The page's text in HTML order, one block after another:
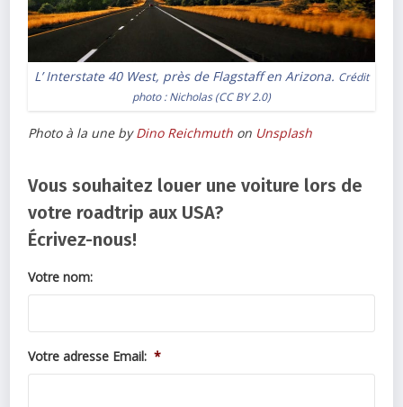
L’ Interstate 40 West, près de Flagstaff en Arizona. Crédit
photo :Nicholas(CC BY 2.0)
Photo à la une byDino Reichmuth on Unsplash
Vous souhaitez louer une voiture lors de
votre roadtrip aux USA?
Écrivez-nous!
Votre nom:
Votre adresse Email: *